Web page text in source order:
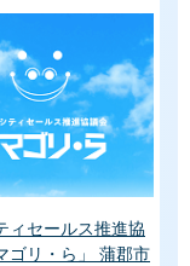
ィセールス推進協
ゴリ・ら」 蒲郡市